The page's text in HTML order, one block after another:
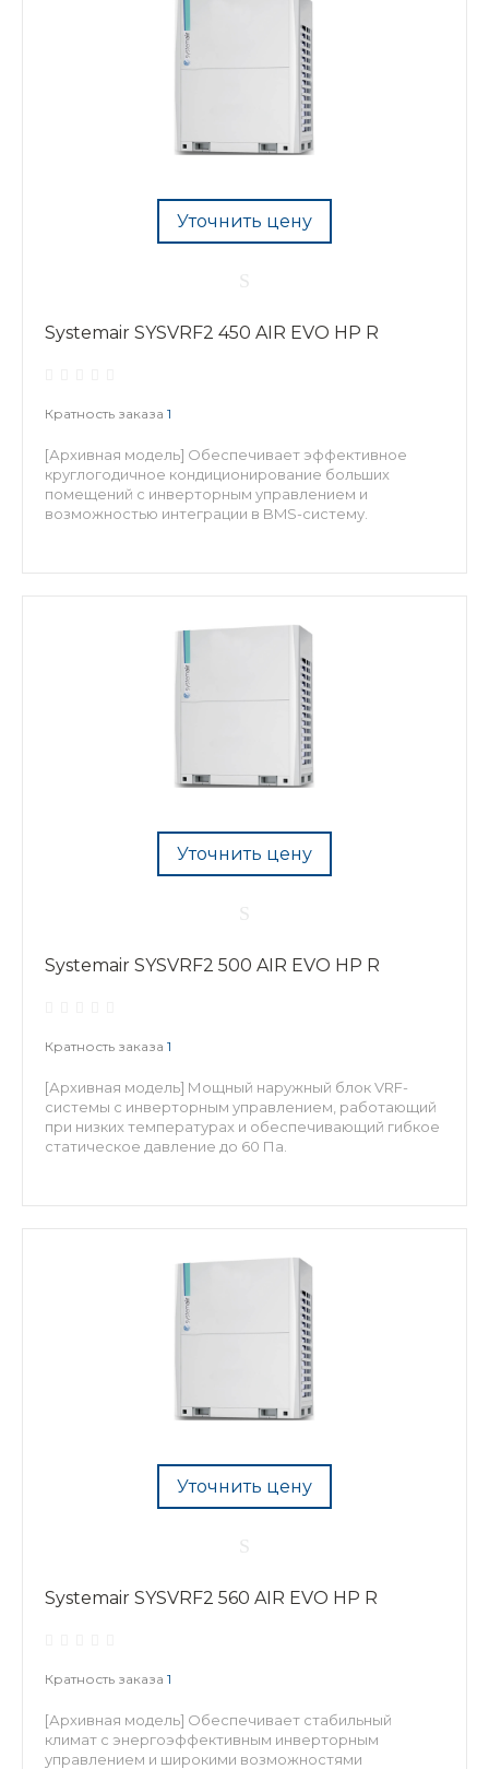
Уточнить цену
Systemair SYSVRF2 450 AIR EVO HP R
Кратность заказа 1
[Архивная модель] Обеспечивает эффективное
круглогодичное кондиционирование больших
помещений с инверторным управлением и
возможностью интеграции в BMS-систему.
Уточнить цену
Systemair SYSVRF2 500 AIR EVO HP R
Кратность заказа 1
[Архивная модель] Мощный наружный блок VRF-
системы с инверторным управлением, работающий
при низких температурах и обеспечивающий гибкое
статическое давление до 60 Па.
Уточнить цену
Systemair SYSVRF2 560 AIR EVO HP R
Кратность заказа 1
[Архивная модель] Обеспечивает стабильный
климат с энергоэффективным инверторным
управлением и широкими возможностями